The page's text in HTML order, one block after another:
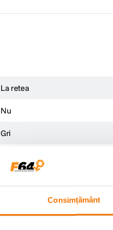
Consimțământ
La retea
Nu
Gri